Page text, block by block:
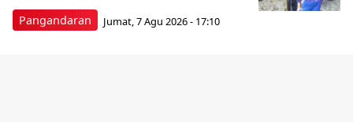
Pangandaran Jumat, 7 Agu 2026 - 17:10